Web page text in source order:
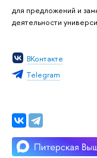
для предложений и
деятельности
ВКонтакте
Тelegram